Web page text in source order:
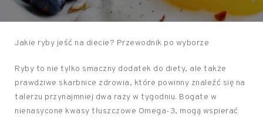
Jakie ryby jeść na diecie? Przewodnik po wyborze
Ryby to nie tylko smaczny dodatek do diety, ale także
prawdziwe skarbnice zdrowia, które powinny znaleźć się na
talerzu przynajmniej dwa razy w tygodniu. Bogate w
nienasycone kwasy tłuszczowe Omega-3, mogą wspierać